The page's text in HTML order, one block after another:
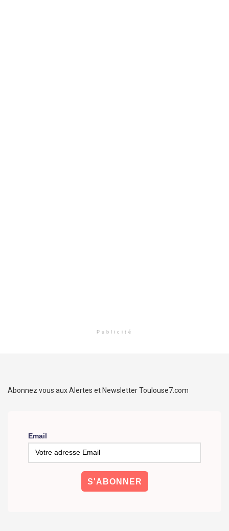
Publicité
Abonnez vous aux Alertes et Newsletter Toulouse7.com
Email